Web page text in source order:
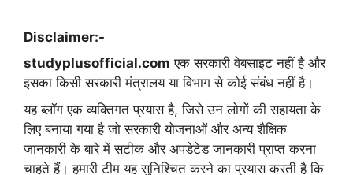
Disclaimer:-
studyplusofficial.com एक सरकारी वेबसाइट नहीं है और
इसका किसी सरकारी मंत्रालय या विभाग से कोई संबंध नहीं है।
यह ब्लॉग एक व्यक्तिगत प्रयास है, जिसे उन लोगों की सहायता के
लिए बनाया गया है जो सरकारी योजनाओं और अन्य शैक्षिक
जानकारी के बारे में सटीक और अपडेटेड जानकारी प्राप्त करना
चाहते हैं। हमारी टीम यह सुनिश्चित करने का प्रयास करती है कि